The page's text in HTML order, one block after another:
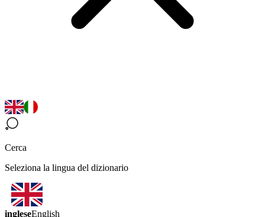
Cerca
Seleziona la lingua del dizionario
ingleseEnglish